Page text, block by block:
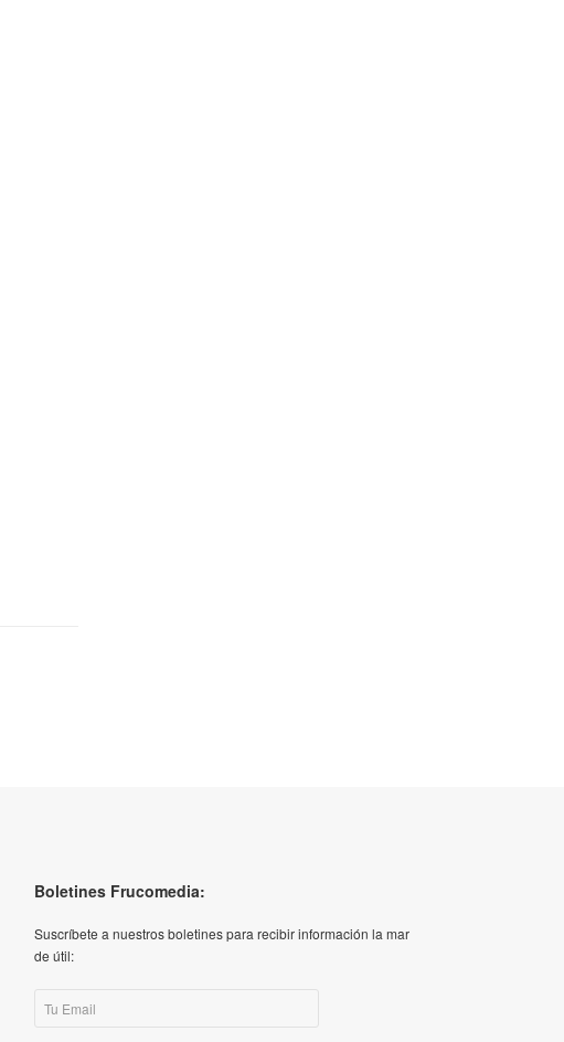
Boletines Frucomedia:
Suscríbete a nuestros boletines para recibir información la mar
de útil: